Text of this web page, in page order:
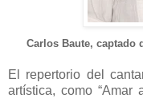
Carlos Baute, captado
El repertorio del
artística, como “Amar